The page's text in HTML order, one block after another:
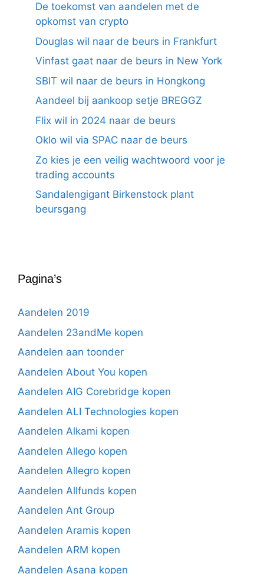
De toekomst van aandelen met de
opkomst van crypto
Douglas wil naar de beurs in Frankfurt
Vinfast gaat naar de beurs in New York
SBIT wil naar de beurs in Hongkong
Aandeel bij aankoop setje BREGGZ
Flix wil in 2024 naar de beurs
Oklo wil via SPAC naar de beurs
Zo kies je een veilig wachtwoord voor je
trading accounts
Sandalengigant Birkenstock plant
beursgang
Pagina’s
Aandelen 2019
Aandelen 23andMe kopen
Aandelen aan toonder
Aandelen About You kopen
Aandelen AIG Corebridge kopen
Aandelen ALI Technologies kopen
Aandelen Alkami kopen
Aandelen Allego kopen
Aandelen Allegro kopen
Aandelen Allfunds kopen
Aandelen Ant Group
Aandelen Aramis kopen
Aandelen ARM kopen
Aandelen Asana kopen